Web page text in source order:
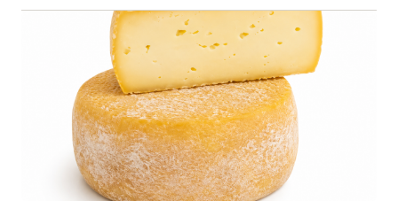
élevées dans des conditions… Read More